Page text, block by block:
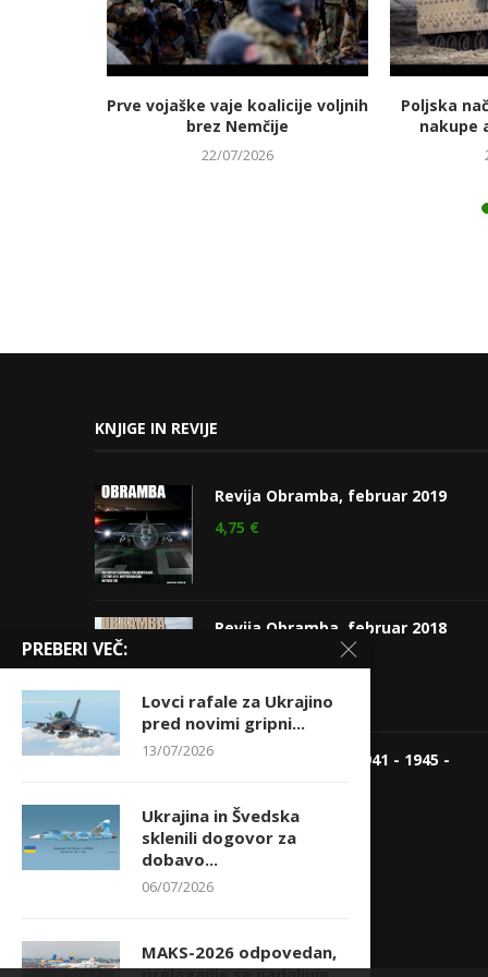
Prve vojaške vaje koalicije voljnih
brez Nemčije
22/07/2026
Poljska
nakupe
KNJIGE IN REVIJE
Revija Obramba, februar 2019
4,75 €
Revija Obramba, februar 2018
Vojne fotografije 1941 - 1945 -
31,90€ 23,00
PREBERI VEČ:
Lovci rafale za Ukrajino
pred novimi gripni...
13/07/2026
Ukrajina in Švedska
sklenili dogovor za
dobavo...
06/07/2026
MAKS-2026 odpovedan,